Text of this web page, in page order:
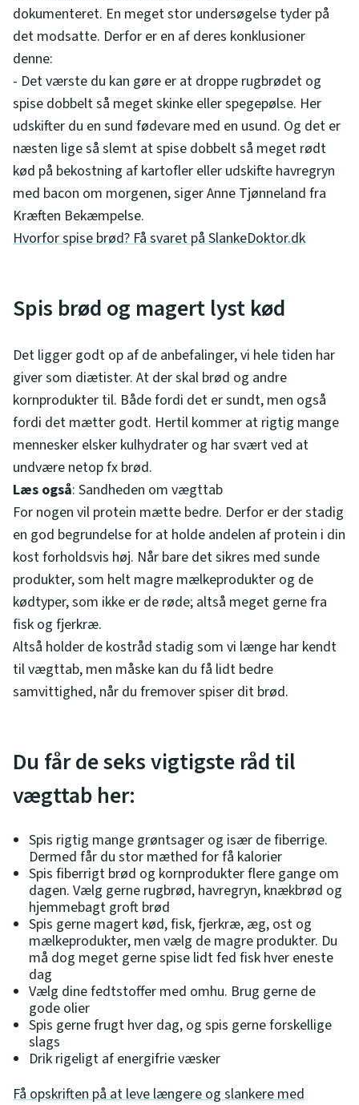
dokumenteret. En meget stor undersøgelse tyder på
det modsatte. Derfor er en af deres konklusioner
denne:
- Det værste du kan gøre er at droppe rugbrødet og
spise dobbelt så meget skinke eller spegepølse. Her
udskifter du en sund fødevare med en usund. Og det er
næsten lige så slemt at spise dobbelt så meget rødt
kød på bekostning af kartofler eller udskifte havregryn
med bacon om morgenen, siger Anne Tjønneland fra
Kræften Bekæmpelse.
Hvorfor spise brød? Få svaret på SlankeDoktor.dk
Spis brød og magert lyst kød
Det ligger godt op af de anbefalinger, vi hele tiden har
giver som diætister. At der skal brød og andre
kornprodukter til. Både fordi det er sundt, men også
fordi det mætter godt. Hertil kommer at rigtig mange
mennesker elsker kulhydrater og har svært ved at
undvære netop fx brød.
Læs også: Sandheden om vægttab
For nogen vil protein mætte bedre. Derfor er der stadig
en god begrundelse for at holde andelen af protein i din
kost forholdsvis høj. Når bare det sikres med sunde
produkter, som helt magre mælkeprodukter og de
kødtyper, som ikke er de røde; altså meget gerne fra
fisk og fjerkræ.
Altså holder de kostråd stadig som vi længe har kendt
til vægttab, men måske kan du få lidt bedre
samvittighed, når du fremover spiser dit brød.
Du får de seks vigtigste råd til
vægttab her:
Spis rigtig mange grøntsager og især de fiberrige.
Dermed får du stor mæthed for få kalorier
Spis fiberrigt brød og kornprodukter flere gange om
dagen. Vælg gerne rugbrød, havregryn, knækbrød og
hjemmebagt groft brød
Spis gerne magert kød, fisk, fjerkræ, æg, ost og
mælkeprodukter, men vælg de magre produkter. Du
må dog meget gerne spise lidt fed fisk hver eneste
dag
Vælg dine fedtstoffer med omhu. Brug gerne de
gode olier
Spis gerne frugt hver dag, og spis gerne forskellige
slags
Drik rigeligt af energifrie væsker
Få opskriften på at leve længere og slankere med